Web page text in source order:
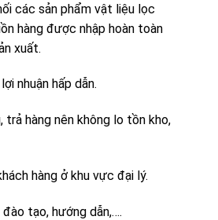
các sản phẩm vật liệu lọc
hàng được nhập hoàn toàn
xuất.
nhuận hấp dẫn.
trả hàng nên không lo tồn kho,
hàng ở khu vực đại lý.
đào tạo, hướng dẫn,….